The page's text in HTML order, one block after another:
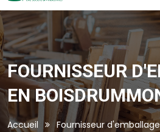
FOURNISSEUR
EN
Accueil Fournisseur